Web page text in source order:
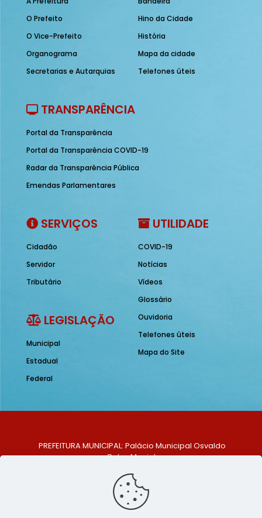
O Prefeito
O Vice-Prefeito
Organograma
Secretarias e Autarquias
Hino da Cidade
História
Mapa da cidade
Telefones úteis
TRANSPARÊNCIA
Portal da Transparência
Portal da Transparência COVID-19
Radar da Transparência Pública
Emendas Parlamentares
SERVIÇOS
Cidadão
Servidor
Tributário
LEGISLAÇÃO
Municipal
Estadual
Federal
UTILIDADE
COVID-19
Notícias
Vídeos
Glossário
Ouvidoria
Telefones úteis
Mapa do Site
PREFEITURA MUNICIPAL: Palácio Municipal Osvaldo
Celso Maciel
Centro, São Bento do Una - PE. CEP: 553370-128
TELEFONE: (81) 99548-1569
E-MAIL: ouvidoria@saobentodouna.pe.gov.br